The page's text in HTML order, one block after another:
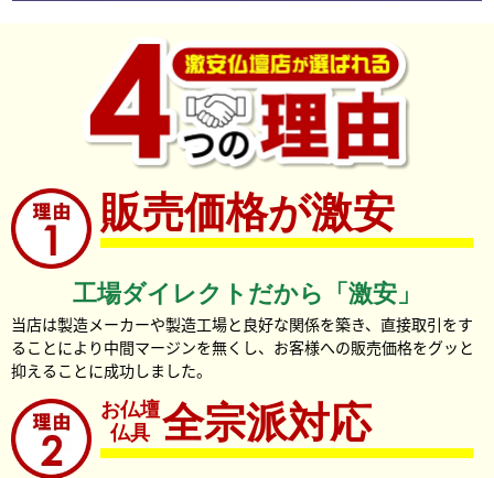
販売価格が激安
工場ダイレクトだから「激安」
当店は製造メーカーや製造工場と良好な関係を築き、直接取引をす
ることにより中間マージンを無くし、お客様への販売価格をグッと
抑えることに成功しました。
お仏壇
仏具 全宗派対応